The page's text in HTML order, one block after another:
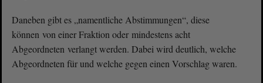
Daneben gibt es „namentliche Abstimmungen“, diese
können von einer Fraktion oder mindestens acht
Abgeordneten verlangt werden. Dabei wird deutlich, welche
Abgeordneten für und welche gegen einen Vorschlag waren.